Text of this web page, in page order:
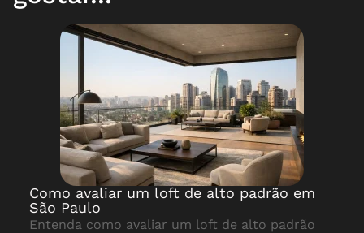
Como avaliar um loft de alto padrão em
São Paulo
Entenda como avaliar um loft de alto padrão